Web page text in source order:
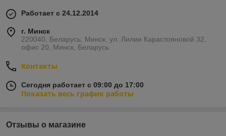
Работает с 24.12.2014
г. Минск
220040, Беларусь, Минск, ул. Лилии Карастояновой 32,
офис 20, Минск, Беларусь
Контакты
Сегодня работает с 09:00 до 17:00
Показать весь график работы
Отзывы о магазине